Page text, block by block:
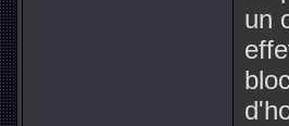
un